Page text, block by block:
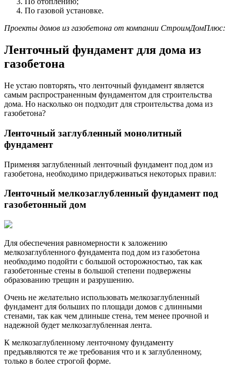
По газовой установке.
Проекты домов из газобетона от компании СтроимДомПлюс:
Ленточный фундамент для дома из
газобетона
Не устаю повторять, что ленточный фундамент является
самым распространенным фундаментом для строительства
дома. Но насколько он подходит для строительства дома из
газобетона?
Ленточный заглубленный монолитный
фундамент
Применяя заглубленный ленточный фундамент под дом из
газобетона, необходимо придерживаться некоторых правил:
Ленточный мелкозаглубленный фундамент под
газобетонный дом
Для обеспечения равномерности к заложению
мелкозаглубленного фундамента под дом из газобетона
необходимо подойти с большой осторожностью, так как
газобетонные стены в большой степени подвержены
образованию трещин и разрушению.
Очень не желательно использовать мелкозаглубленный
фундамент для больших по площади домов с длинными
стенами, так как чем длиньше стена, тем менее прочной и
надежной будет мелкозаглубленная лента.
К мелкозаглубленному ленточному фундаменту
предъявляются те же требования что и к заглубленному,
только в более строгой форме.